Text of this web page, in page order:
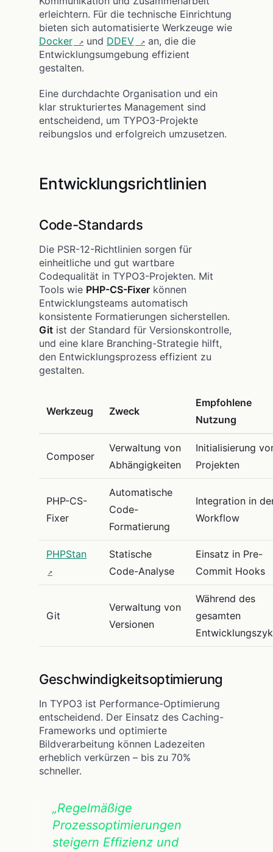
erleichtern. Für die technische Einrichtung
bieten sich automatisierte Werkzeuge wie
Docker
und DDEV
an, die die
Entwicklungsumgebung effizient
gestalten.
Eine durchdachte Organisation und ein
klar strukturiertes Management sind
entscheidend, um TYPO3-Projekte
reibungslos und erfolgreich umzusetzen.
Entwicklungsrichtlinien
Code-Standards
Die PSR-12-Richtlinien sorgen für
einheitliche und gut wartbare
Codequalität in TYPO3-Projekten. Mit
Tools wie PHP-CS-Fixer können
Entwicklungsteams automatisch
konsistente Formatierungen sicherstellen.
Git ist der Standard für Versionskontrolle,
und eine klare Branching-Strategie hilft,
den Entwicklungsprozess effizient zu
gestalten.
Werkzeug Zweck
Empfohlene
Nutzung
Composer
Verwaltung von
Abhängigkeiten
Initialisierung
Projekten
PHP-CS-
Fixer
Automatische
Code-
Formatierung
Integration in
Workflow
PHPStan
Statische
Code-Analyse
Einsatz in Pre-
Commit Hooks
Git
Verwaltung von
Versionen
Während des
gesamten
Geschwindigkeitsoptimierung
In TYPO3 ist Performance-Optimierung
entscheidend. Der Einsatz des Caching-
Frameworks und optimierte
Bildverarbeitung können Ladezeiten
erheblich verkürzen – bis zu 70%
schneller.
„Regelmäßige
Prozessoptimierungen
steigern Effizienz und